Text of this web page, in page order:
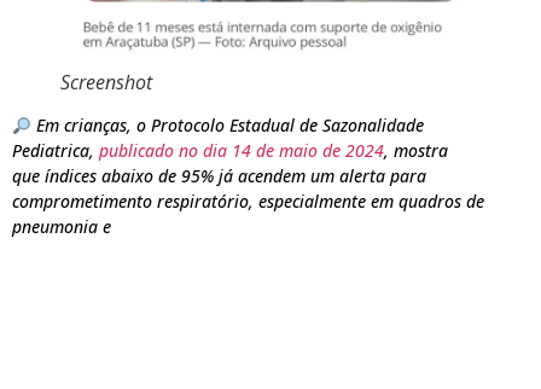
Screenshot
Em crianças, o Protocolo Estadual de Sazonalidade
Pediatrica, publicado no dia 14 de maio de 2024, mostra
que índices abaixo de 95% já acendem um alerta para
comprometimento respiratório, especialmente em quadros de
pneumonia e